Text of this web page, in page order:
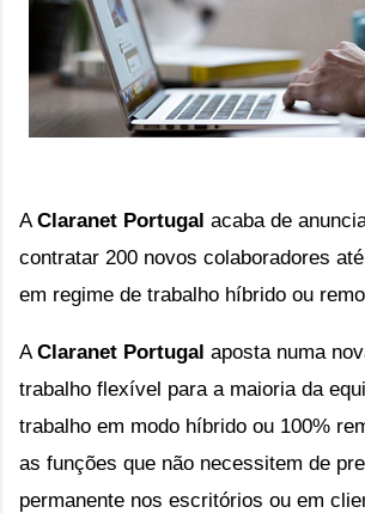
A Claranet Portugal acaba de
contratar 200 novos colaboradores
em regime de trabalho híbrido ou
AClaranet Portugal aposta numa
trabalho flexível para a maioria da
trabalho em modo híbrido ou 100%
as funções que não necessitem de
permanente nos escritórios ou em